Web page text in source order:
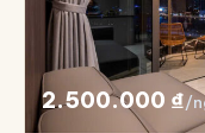
2.500.000 ₫/